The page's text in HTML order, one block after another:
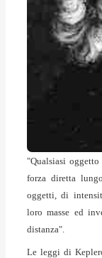
"Qualsiasi
forza diretta
oggetti, di
loro masse ed
distanza".
Le leggi di